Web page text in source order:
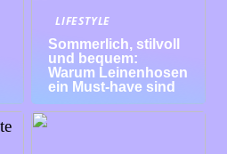
LIFESTYLE
Sommerlich, stilvoll
und bequem:
Warum Leinenhosen
ein Must-have sind